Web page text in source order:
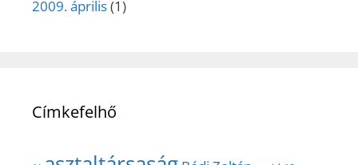
2009. április(1)
Címkefelhő